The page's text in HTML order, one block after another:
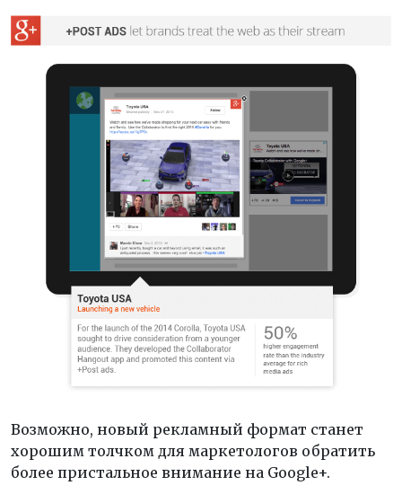
Возможно, новый рекламный формат станет
хорошим толчком для маркетологов обратить
более пристальное внимание на Google+.